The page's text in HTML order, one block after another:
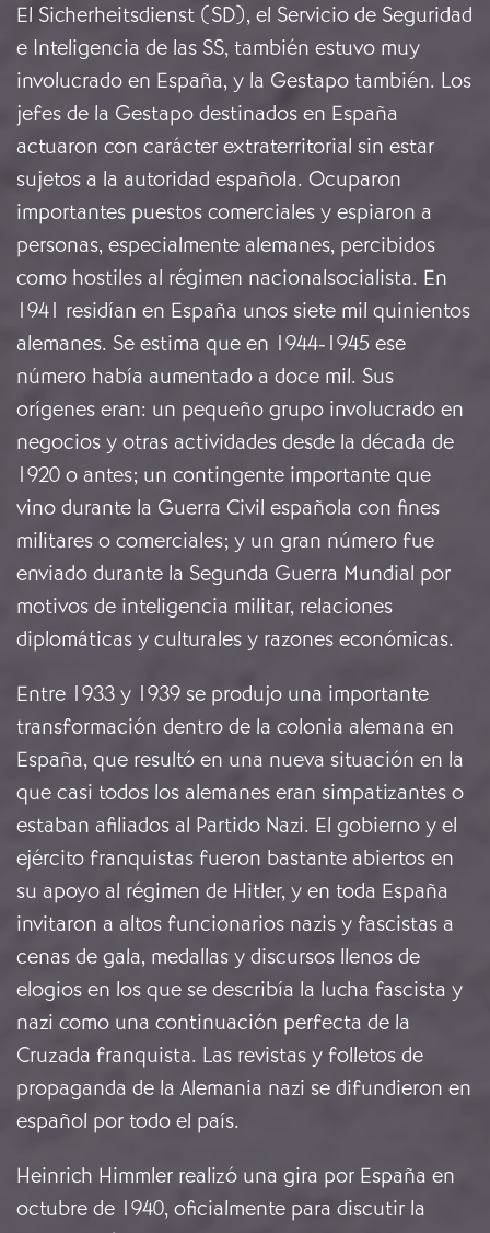
El Sicherheitsdienst (SD), el Servicio de Seguridad
e Inteligencia de las SS, también estuvo muy
involucrado en España, y la Gestapo también. Los
jefes de la Gestapo destinados en España
actuaron con carácter extraterritorial sin estar
sujetos a la autoridad española. Ocuparon
importantes puestos comerciales y espiaron a
personas, especialmente alemanes, percibidos
como hostiles al régimen nacionalsocialista. En
1941 residían en España unos siete mil quinientos
alemanes. Se estima que en 1944-1945 ese
número había aumentado a doce mil. Sus
orígenes eran: un pequeño grupo involucrado en
negocios y otras actividades desde la década de
1920 o antes; un contingente importante que
vino durante la Guerra Civil española con fines
militares o comerciales; y un gran número fue
enviado durante la Segunda Guerra Mundial por
motivos de inteligencia militar, relaciones
diplomáticas y culturales y razones económicas.
Entre 1933 y 1939 se produjo una importante
transformación dentro de la colonia alemana en
España, que resultó en una nueva situación en la
que casi todos los alemanes eran simpatizantes o
estaban afiliados al Partido Nazi. El gobierno y el
ejército franquistas fueron bastante abiertos en
su apoyo al régimen de Hitler, y en toda España
invitaron a altos funcionarios nazis y fascistas a
cenas de gala, medallas y discursos llenos de
elogios en los que se describía la lucha fascista y
nazi como una continuación perfecta de la
Cruzada franquista. Las revistas y folletos de
propaganda de la Alemania nazi se difundieron en
español por todo el país.
Heinrich Himmler realizó una gira por España en
octubre de 1940, oficialmente para discutir la